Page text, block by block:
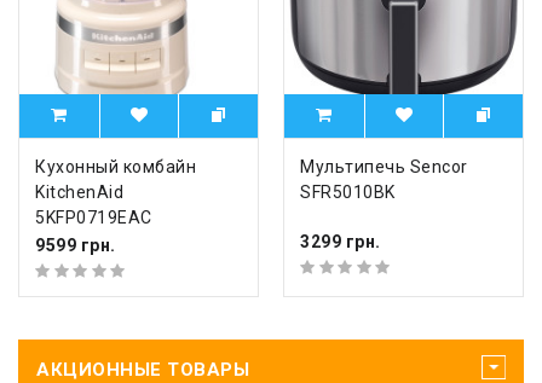
Кухонный комбайн
KitchenAid
5KFP0719EAC
9599 грн.
Мультипечь Sencor
SFR5010BK
3299 грн.
АКЦИОННЫЕ ТОВАРЫ